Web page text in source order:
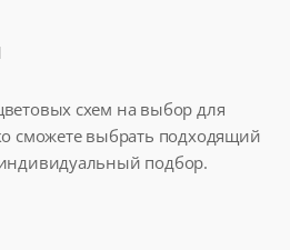
схем на выбор для
сможете выбрать подходящий
подбор.